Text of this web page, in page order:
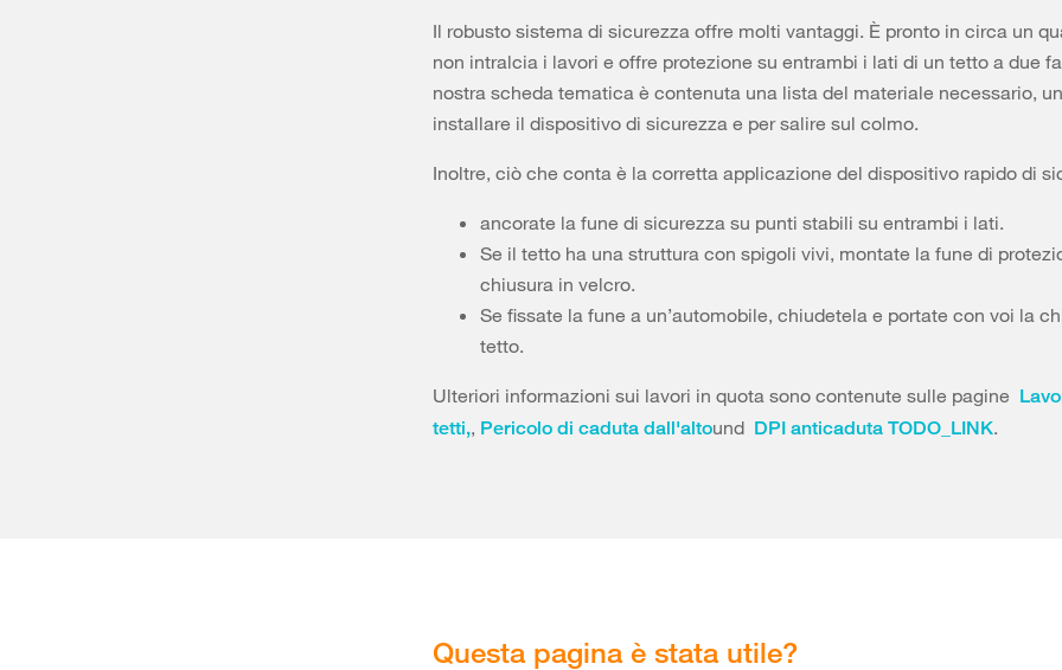
Il robusto sistema di sicurezza offre molti vantaggi. È pronto in circa un
non intralcia i lavori e offre protezione su entrambi i lati di un tetto a due
nostra scheda tematica è contenuta una lista del materiale necessario,
installare il dispositivo di sicurezza e per salire sul colmo.
Inoltre, ciò che conta è la corretta applicazione del dispositivo rapido di
ancorate la fune di sicurezza su punti stabili su entrambi i lati.
Se il tetto ha una struttura con spigoli vivi, montate la fune di
chiusura in velcro.
Se fissate la fune a un’automobile, chiudetela e portate con voi la
tetto.
Ulteriori informazioni sui lavori in quota sono contenute sulle pagine
tetti,, Pericolo di caduta dall'altound DPI anticaduta TODO_LINK.
Questa pagina è stata utile?